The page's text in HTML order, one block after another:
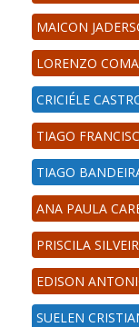
MAICON
LORENZO
CRICIÉLE
TIAGO
TIAGO
ANA PAULA
PRISCILA
EDISON
SUELEN